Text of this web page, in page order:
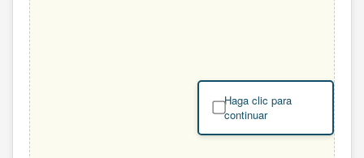
Haga clic para
continuar